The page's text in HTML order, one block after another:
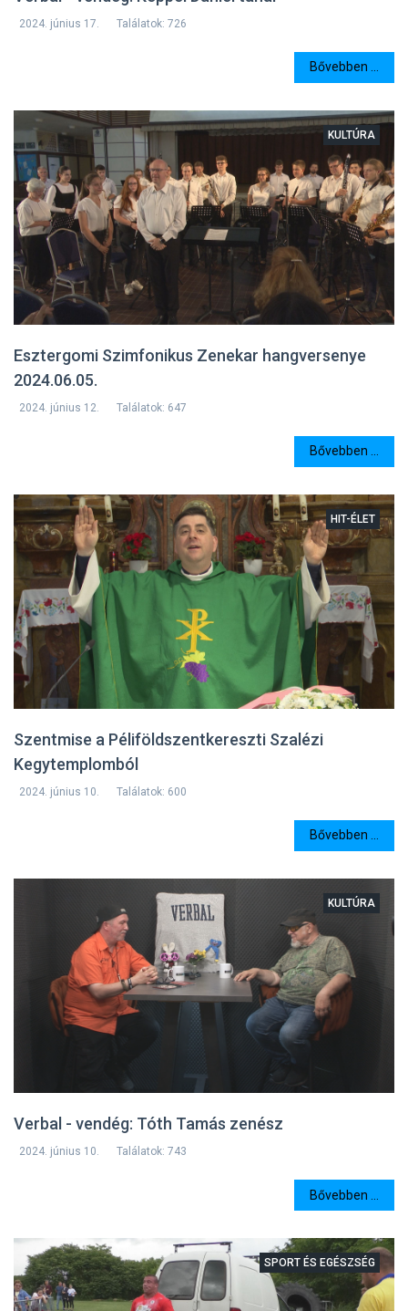
2024. június 17. Találatok: 726
Bővebben ...
Esztergomi Szimfonikus Zenekar hangversenye
2024.06.05.
KULTÚRA
2024. június 12. Találatok: 647
Bővebben ...
Szentmise a Péliföldszentkereszti Szalézi
Kegytemplomból
HIT-ÉLET
2024. június 10. Találatok: 600
Bővebben ...
Verbal - vendég: Tóth Tamás zenész
KULTÚRA
2024. június 10. Találatok: 743
Bővebben ...
SPORT ÉS EGÉSZSÉG